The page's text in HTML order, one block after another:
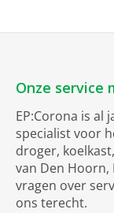
Onze service
EP:Corona is al
specialist voor
droger,
van Den Hoorn,
vragen over
ons terecht.